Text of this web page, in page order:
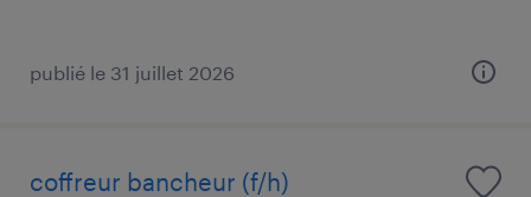
publié le 31 juillet 2026
coffreur bancheur (f/h)